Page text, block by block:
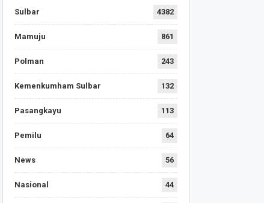
Sulbar 4382
Mamuju 861
Polman 243
Kemenkumham Sulbar 132
Pasangkayu 113
Pemilu 64
News 56
Nasional 44